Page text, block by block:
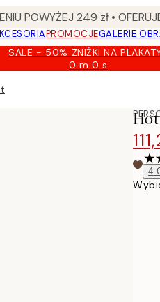
POWYŻEJ 249 zł •
PROMOCJEGALERIE
SALE - 50% ZNIŻKI NA
0 m0 s
Ważny
4